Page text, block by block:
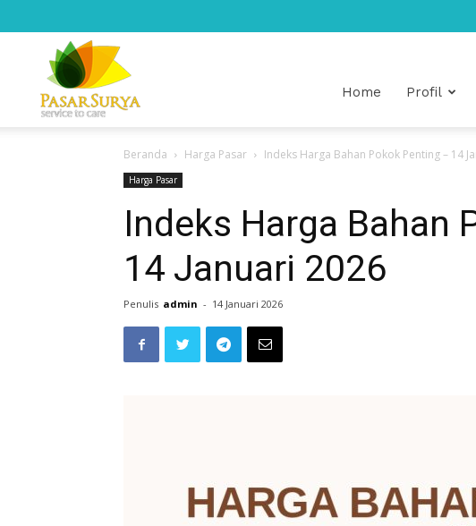
Surya
Home Profil
Beranda Harga Pasar Indeks Harga Bahan Pokok Penting – 14
Harga Pasar
Indeks Harga Bahan
14 Januari 2026
Penulis admin - 14 Januari 2026